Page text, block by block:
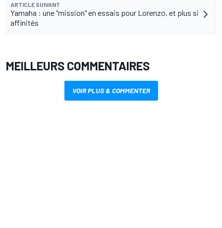
ARTICLE SUIVANT
Yamaha : une "mission" en essais pour Lorenzo, et plus si
affinités
MEILLEURS COMMENTAIRES
VOIR PLUS & COMMENTER